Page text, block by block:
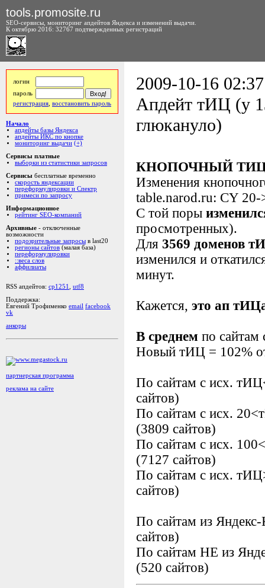
tools.promosite.ru
SEO-сервисы, мониторинг апдейтов Яндекса и изменений выдачи.
К октябрю 2016: 32767 подтвержденных регистраций
логин
пароль
регистрация восстановить пароль
Начало
апдейты базы Яндекса
апдейты ИКС по кнопке
мониторинг выдачи (+)
Сервисы платные
выборки из статистики запросов
Сервисы бесплатные временно
скорость яндексации
переформулировки и Спектр
примеси по запросу
Информационное
рейтинг SEO-компаний
Архивные - отключенные
возможности
подозрительные запросы в last20
регионы сайтов (малая база)
переформулировки
::веса слов
аффилиаты
RSS апдейтов: cp1251
utf8
Поддержка:
Евгений Трофименко email facebook
vk
анкоры
партнерская программа
реклама на сайте
2009-10-16
Апдейт тИЦ (у
глюкануло)
КНОПОЧНЫЙ
Изменения
table.narod.ru: CY 20-
С той поры
просмотренных).
Для 3569 доменов
изменился и
минут.
Кажется, это ап
В среднем по
Новый тИЦ = 102%
По сайтам с исх.
сайтов)
По сайтам с исх.
(3809 сайтов)
По сайтам с исх.
(7127 сайтов)
По сайтам с исх.
сайтов)
По сайтам из
сайтов)
По сайтам НЕ из
(520 сайтов)